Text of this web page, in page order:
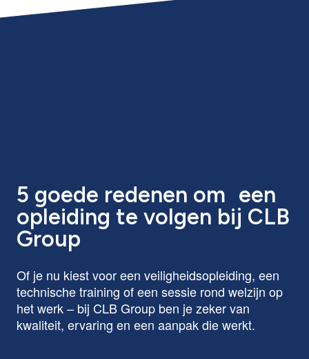
5 goede redenen om een
opleiding te volgen bij CLB
Group
Of je nu kiest voor een veiligheidsopleiding, een
technische training of een sessie rond welzijn op
het werk – bij CLB Group ben je zeker van
kwaliteit, ervaring en een aanpak die werkt.